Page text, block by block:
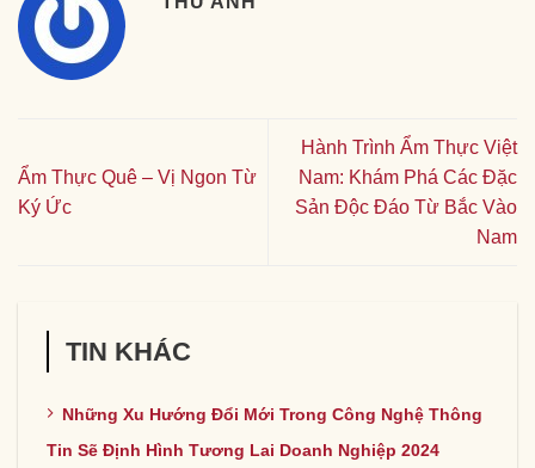
Ẩm Thực Quê – Vị Ngon Từ
Ký Ức
Hành Trình Ẩm Thực Việt
Nam: Khám Phá Các Đặc
Sản Độc Đáo Từ Bắc Vào
Nam
TIN KHÁC
Những Xu Hướng Đổi Mới Trong Công Nghệ Thông
Tin Sẽ Định Hình Tương Lai Doanh Nghiệp 2024